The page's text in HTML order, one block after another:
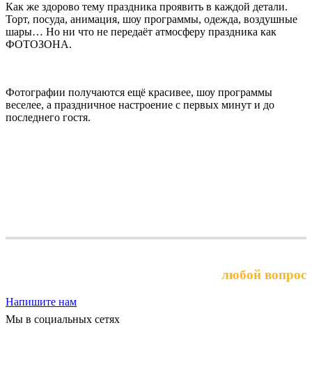
Как же здорово тему праздника проявить в каждой детали.
Торт, посуда, анимация, шоу программы, одежда, воздушные
шары… Но ни что не передаёт атмосферу праздника как
ФОТОЗОНА.
Фотографии получаются ещё красивее, шоу программы
веселее, а праздничное настроение с первых минут и до
последнего гостя.
любой вопрос
Напишите нам
Мы в социальных сетях